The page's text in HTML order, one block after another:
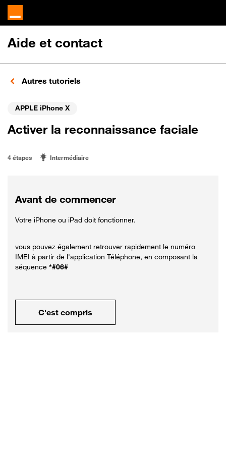
Aide et contact
Autres tutoriels
APPLE iPhone X
Activer la reconnaissance faciale
4 étapes Intermédiaire
Avant de commencer
Votre iPhone ou iPad doit fonctionner.
vous pouvez également retrouver rapidement le numéro
IMEI à partir de l'application Téléphone, en composant la
séquence *#06#
C'est compris